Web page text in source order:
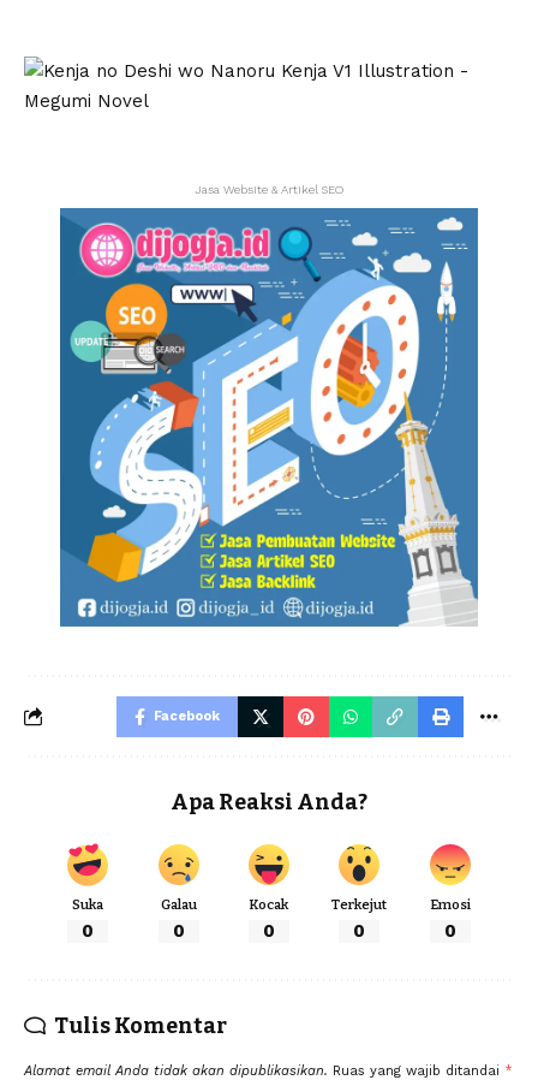
Jasa Website & Artikel SEO
Facebook
Apa Reaksi Anda?
Suka
0
Galau
0
Kocak
0
Terkejut
0
Emosi
0
Tulis Komentar
Alamat email Anda tidak akan dipublikasikan. Ruas yang wajib ditandai *